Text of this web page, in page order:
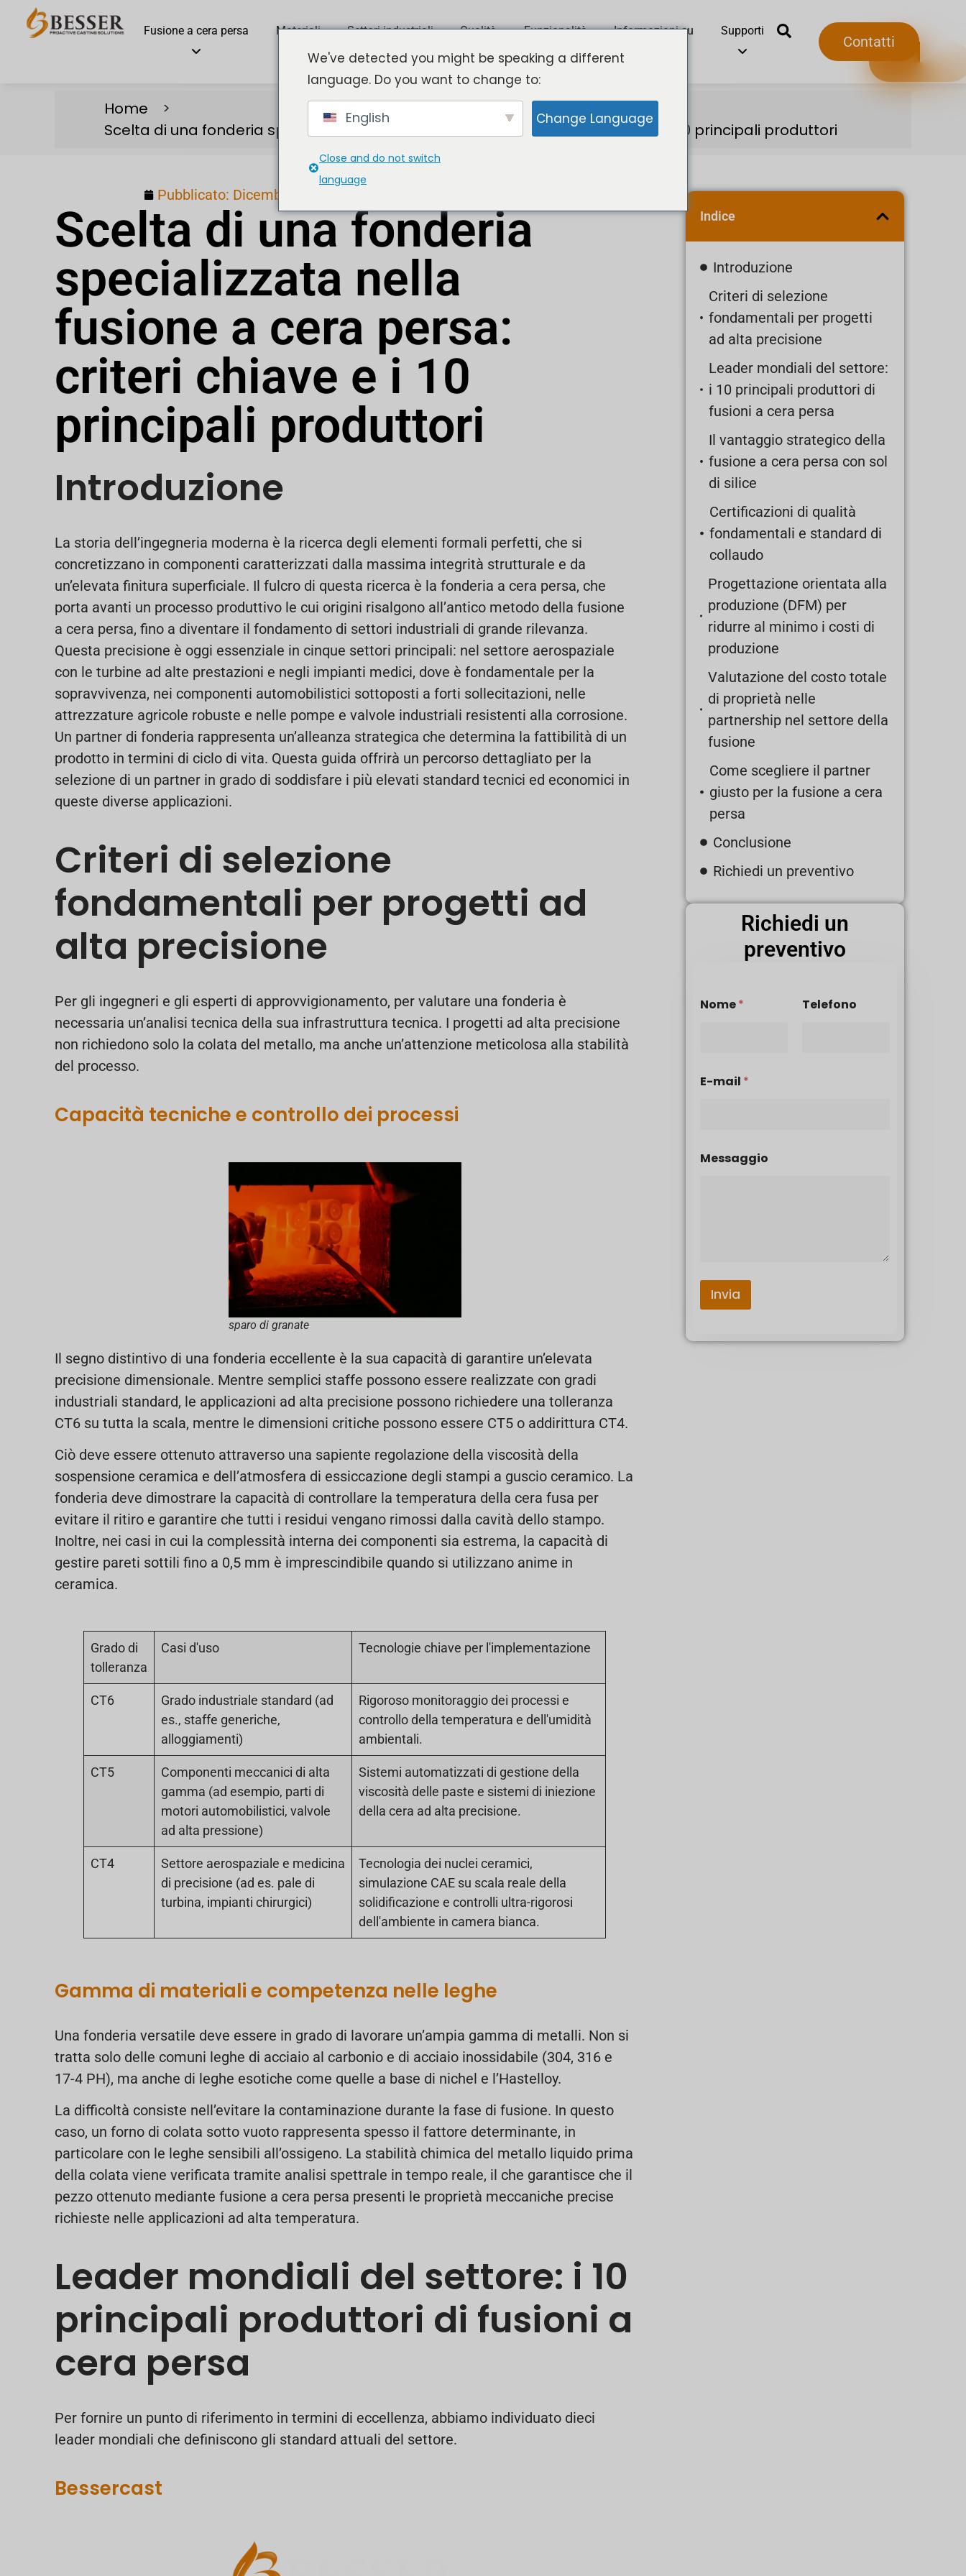
Fusione a cera persa Materiali Settori industriali Qualità Funzionalità Informazioni su Supporti
Contatti
Home
Scelta di una fonderia specializzata nella fusione a cera persa: criteri chiave e i 10 principali produttori
Pubblicato: Dicembre 24, 2025
Scelta di una fonderia
specializzata nella
fusione a cera persa:
criteri chiave e i 10
principali produttori
Introduzione
La storia dell’ingegneria moderna è la ricerca degli elementi formali perfetti, che si
concretizzano in componenti caratterizzati dalla massima integrità strutturale e da
un’elevata finitura superficiale. Il fulcro di questa ricerca è la fonderia a cera persa, che
porta avanti un processo produttivo le cui origini risalgono all’antico metodo della fusione
a cera persa, fino a diventare il fondamento di settori industriali di grande rilevanza.
Questa precisione è oggi essenziale in cinque settori principali: nel settore aerospaziale
con le turbine ad alte prestazioni e negli impianti medici, dove è fondamentale per la
sopravvivenza, nei componenti automobilistici sottoposti a forti sollecitazioni, nelle
attrezzature agricole robuste e nelle pompe e valvole industriali resistenti alla corrosione.
Un partner di fonderia rappresenta un’alleanza strategica che determina la fattibilità di un
prodotto in termini di ciclo di vita. Questa guida offrirà un percorso dettagliato per la
selezione di un partner in grado di soddisfare i più elevati standard tecnici ed economici in
queste diverse applicazioni.
Criteri di selezione
fondamentali per progetti ad
alta precisione
Per gli ingegneri e gli esperti di approvvigionamento, per valutare una fonderia è
necessaria un’analisi tecnica della sua infrastruttura tecnica. I progetti ad alta precisione
non richiedono solo la colata del metallo, ma anche un’attenzione meticolosa alla stabilità
del processo.
Capacità tecniche e controllo dei processi
sparo di granate
Il segno distintivo di una fonderia eccellente è la sua capacità di garantire un’elevata
precisione dimensionale. Mentre semplici staffe possono essere realizzate con gradi
industriali standard, le applicazioni ad alta precisione possono richiedere una tolleranza
CT6 su tutta la scala, mentre le dimensioni critiche possono essere CT5 o addirittura CT4.
Ciò deve essere ottenuto attraverso una sapiente regolazione della viscosità della
sospensione ceramica e dell’atmosfera di essiccazione degli stampi a guscio ceramico. La
fonderia deve dimostrare la capacità di controllare la temperatura della cera fusa per
evitare il ritiro e garantire che tutti i residui vengano rimossi dalla cavità dello stampo.
Inoltre, nei casi in cui la complessità interna dei componenti sia estrema, la capacità di
gestire pareti sottili fino a 0,5 mm è imprescindibile quando si utilizzano anime in
ceramica.
Grado di
tolleranza
Casi d'uso Tecnologie chiave per l'implementazione
CT6
Grado industriale standard (ad
es., staffe generiche,
alloggiamenti)
Rigoroso monitoraggio dei processi e
controllo della temperatura e dell'umidità
ambientali.
CT5
Componenti meccanici di alta
gamma (ad esempio, parti di
motori automobilistici, valvole
ad alta pressione)
Sistemi automatizzati di gestione della
viscosità delle paste e sistemi di iniezione
della cera ad alta precisione.
CT4
Settore aerospaziale e medicina
di precisione (ad es. pale di
turbina, impianti chirurgici)
Tecnologia dei nuclei ceramici,
simulazione CAE su scala reale della
solidificazione e controlli ultra-rigorosi
dell'ambiente in camera bianca.
Gamma di materiali e competenza nelle leghe
Una fonderia versatile deve essere in grado di lavorare un’ampia gamma di metalli. Non si
tratta solo delle comuni leghe di acciaio al carbonio e di acciaio inossidabile (304, 316 e
17-4 PH), ma anche di leghe esotiche come quelle a base di nichel e l’Hastelloy.
La difficoltà consiste nell’evitare la contaminazione durante la fase di fusione. In questo
caso, un forno di colata sotto vuoto rappresenta spesso il fattore determinante, in
particolare con le leghe sensibili all’ossigeno. La stabilità chimica del metallo liquido prima
della colata viene verificata tramite analisi spettrale in tempo reale, il che garantisce che il
pezzo ottenuto mediante fusione a cera persa presenti le proprietà meccaniche precise
richieste nelle applicazioni ad alta temperatura.
Leader mondiali del settore: i 10
principali produttori di fusioni a
cera persa
Per fornire un punto di riferimento in termini di eccellenza, abbiamo individuato dieci
leader mondiali che definiscono gli standard attuali del settore.
Bessercast
Indice
Introduzione
Criteri di selezione
fondamentali per progetti
ad alta precisione
Leader mondiali del settore:
i 10 principali produttori di
fusioni a cera persa
Il vantaggio strategico della
fusione a cera persa con sol
di silice
Certificazioni di qualità
fondamentali e standard di
collaudo
Progettazione orientata alla
produzione (DFM) per
ridurre al minimo i costi di
produzione
Valutazione del costo totale
di proprietà nelle
partnership nel settore della
fusione
Come scegliere il partner
giusto per la fusione a cera
persa
Conclusione
Richiedi un preventivo
Richiedi un
preventivo
Nome* Telefono
E-mail *
Messaggio
Invia
We've detected you might be speaking a different
language. Do you want to change to:
English Change Language
Close and do not switch
language